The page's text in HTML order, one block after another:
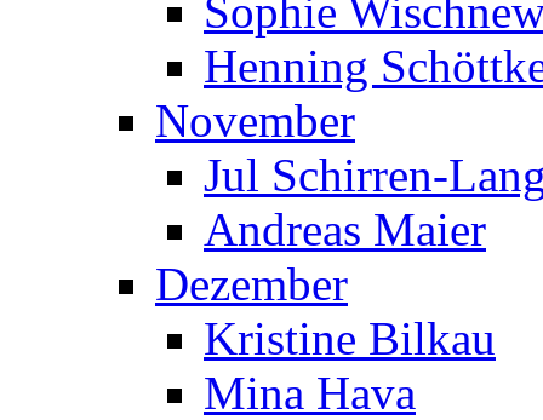
Sophie
Henning
November
Jul Schirren-
Andreas Maier
Dezember
Kristine Bilkau
Mina Hava